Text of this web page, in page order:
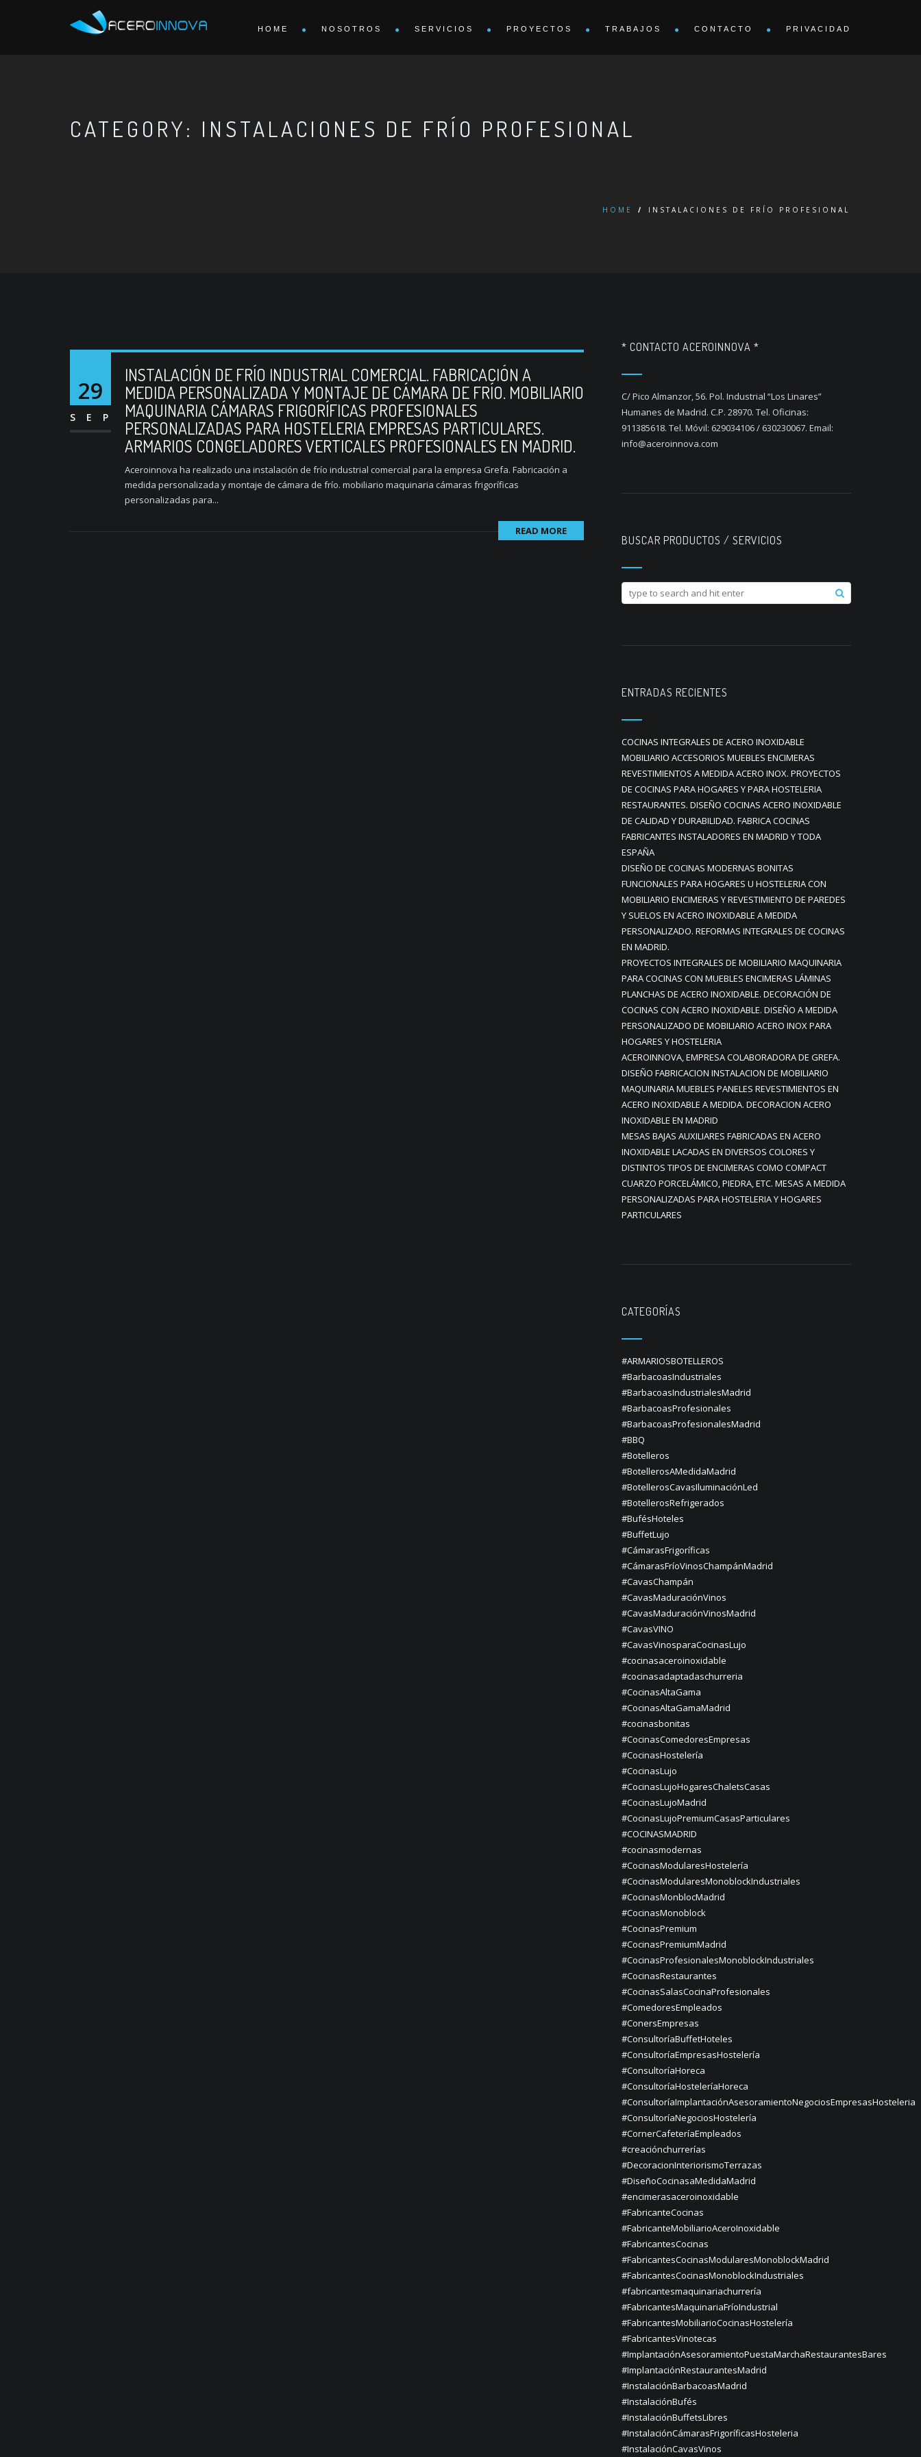
HOME NOSOTROS SERVICIOS PROYECTOS TRABAJOS CONTACTO PRIVACIDAD
CATEGORY: INSTALACIONES DE FRÍO PROFESIONAL
HOME / INSTALACIONES DE FRÍO PROFESIONAL
29
SEP
INSTALACIÓN DE FRÍO INDUSTRIAL COMERCIAL. FABRICACIÓN A
MEDIDA PERSONALIZADA Y MONTAJE DE CÁMARA DE FRÍO. MOBILIARIO
MAQUINARIA CÁMARAS FRIGORÍFICAS PROFESIONALES
PERSONALIZADAS PARA HOSTELERIA EMPRESAS PARTICULARES.
ARMARIOS CONGELADORES VERTICALES PROFESIONALES EN MADRID.
Aceroinnova ha realizado una instalación de frío industrial comercial para la empresa Grefa. Fabricación a
medida personalizada y montaje de cámara de frío. mobiliario maquinaria cámaras frigoríficas
personalizadas para...
READ MORE
* CONTACTO ACEROINNOVA *
C/ Pico Almanzor, 56. Pol. Industrial “Los Linares”
Humanes de Madrid. C.P. 28970. Tel. Oficinas:
911385618. Tel. Móvil: 629034106 / 630230067. Email:
info@aceroinnova.com
BUSCAR PRODUCTOS / SERVICIOS
ENTRADAS RECIENTES
COCINAS INTEGRALES DE ACERO INOXIDABLE
MOBILIARIO ACCESORIOS MUEBLES ENCIMERAS
REVESTIMIENTOS A MEDIDA ACERO INOX. PROYECTOS
DE COCINAS PARA HOGARES Y PARA HOSTELERIA
RESTAURANTES. DISEÑO COCINAS ACERO INOXIDABLE
DE CALIDAD Y DURABILIDAD. FABRICA COCINAS
FABRICANTES INSTALADORES EN MADRID Y TODA
ESPAÑA
DISEÑO DE COCINAS MODERNAS BONITAS
FUNCIONALES PARA HOGARES U HOSTELERIA CON
MOBILIARIO ENCIMERAS Y REVESTIMIENTO DE PAREDES
Y SUELOS EN ACERO INOXIDABLE A MEDIDA
PERSONALIZADO. REFORMAS INTEGRALES DE COCINAS
EN MADRID.
PROYECTOS INTEGRALES DE MOBILIARIO MAQUINARIA
PARA COCINAS CON MUEBLES ENCIMERAS LÁMINAS
PLANCHAS DE ACERO INOXIDABLE. DECORACIÓN DE
COCINAS CON ACERO INOXIDABLE. DISEÑO A MEDIDA
PERSONALIZADO DE MOBILIARIO ACERO INOX PARA
HOGARES Y HOSTELERIA
ACEROINNOVA, EMPRESA COLABORADORA DE GREFA.
DISEÑO FABRICACION INSTALACION DE MOBILIARIO
MAQUINARIA MUEBLES PANELES REVESTIMIENTOS EN
ACERO INOXIDABLE A MEDIDA. DECORACION ACERO
INOXIDABLE EN MADRID
MESAS BAJAS AUXILIARES FABRICADAS EN ACERO
INOXIDABLE LACADAS EN DIVERSOS COLORES Y
DISTINTOS TIPOS DE ENCIMERAS COMO COMPACT
CUARZO PORCELÁMICO, PIEDRA, ETC. MESAS A MEDIDA
PERSONALIZADAS PARA HOSTELERIA Y HOGARES
PARTICULARES
CATEGORÍAS
#ARMARIOSBOTELLEROS
#BarbacoasIndustriales
#BarbacoasIndustrialesMadrid
#BarbacoasProfesionales
#BarbacoasProfesionalesMadrid
#BBQ
#Botelleros
#BotellerosAMedidaMadrid
#BotellerosCavasIluminaciónLed
#BotellerosRefrigerados
#BufésHoteles
#BuffetLujo
#CámarasFrigoríficas
#CámarasFríoVinosChampánMadrid
#CavasChampán
#CavasMaduraciónVinos
#CavasMaduraciónVinosMadrid
#CavasVINO
#CavasVinosparaCocinasLujo
#cocinasaceroinoxidable
#cocinasadaptadaschurreria
#CocinasAltaGama
#CocinasAltaGamaMadrid
#cocinasbonitas
#CocinasComedoresEmpresas
#CocinasHostelería
#CocinasLujo
#CocinasLujoHogaresChaletsCasas
#CocinasLujoMadrid
#CocinasLujoPremiumCasasParticulares
#COCINASMADRID
#cocinasmodernas
#CocinasModularesHostelería
#CocinasModularesMonoblockIndustriales
#CocinasMonblocMadrid
#CocinasMonoblock
#CocinasPremium
#CocinasPremiumMadrid
#CocinasProfesionalesMonoblockIndustriales
#CocinasRestaurantes
#CocinasSalasCocinaProfesionales
#ComedoresEmpleados
#ConersEmpresas
#ConsultoríaBuffetHoteles
#ConsultoríaEmpresasHostelería
#ConsultoríaHoreca
#ConsultoríaHosteleríaHoreca
#ConsultoríaImplantaciónAsesoramientoNegociosEmpresasHosteleria
#ConsultoríaNegociosHostelería
#CornerCafeteríaEmpleados
#creaciónchurrerías
#DecoracionInteriorismoTerrazas
#DiseñoCocinasaMedidaMadrid
#encimerasaceroinoxidable
#FabricanteCocinas
#FabricanteMobiliarioAceroInoxidable
#FabricantesCocinas
#FabricantesCocinasModularesMonoblockMadrid
#FabricantesCocinasMonoblockIndustriales
#fabricantesmaquinariachurrería
#FabricantesMaquinariaFríoIndustrial
#FabricantesMobiliarioCocinasHostelería
#FabricantesVinotecas
#ImplantaciónAsesoramientoPuestaMarchaRestaurantesBares
#ImplantaciónRestaurantesMadrid
#InstalaciónBarbacoasMadrid
#InstalaciónBufés
#InstalaciónBuffetsLibres
#InstalaciónCámarasFrigoríficasHosteleria
#InstalaciónCavasVinos